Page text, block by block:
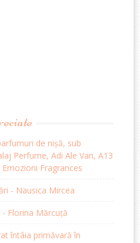
de nișă, sub
Perfume, Adi Ale Van, A13
Fragrances
- Nausica Mircea
Florina Mărcuță
întâia primăvară în